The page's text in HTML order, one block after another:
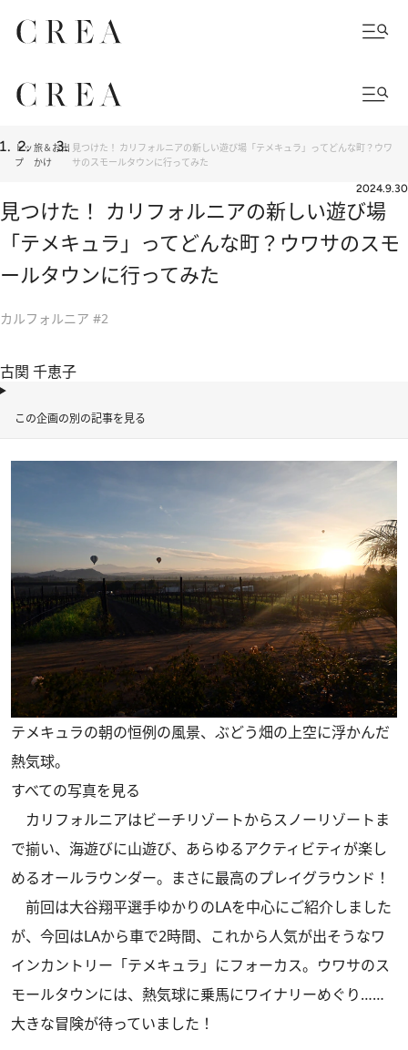
トッ
プ
旅＆お出
かけ
見つけた！ カリフォルニアの新しい遊び場「テメキュラ」ってどんな町？ウワ
サのスモールタウンに行ってみた
2024.9.30
見つけた！ カリフォルニアの新しい遊び場
「テメキュラ」ってどんな町？ウワサのスモ
ールタウンに行ってみた
カルフォルニア #2
古関 千恵子
この企画の別の記事を見る
テメキュラの朝の恒例の風景、ぶどう畑の上空に浮かんだ
熱気球。
すべての写真を見る
カリフォルニアはビーチリゾートからスノーリゾートま
で揃い、海遊びに山遊び、あらゆるアクティビティが楽し
めるオールラウンダー。まさに最高のプレイグラウンド！
前回は大谷翔平選手ゆかりのLAを中心にご紹介しました
が、今回はLAから車で2時間、これから人気が出そうなワ
インカントリー「テメキュラ」にフォーカス。ウワサのス
モールタウンには、熱気球に乗馬にワイナリーめぐり……
大きな冒険が待っていました！